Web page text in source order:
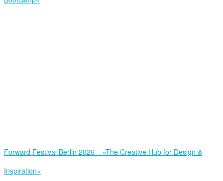
Forward Festival Berlin 2026 – »The Creative Hub for Design &
Inspiration«